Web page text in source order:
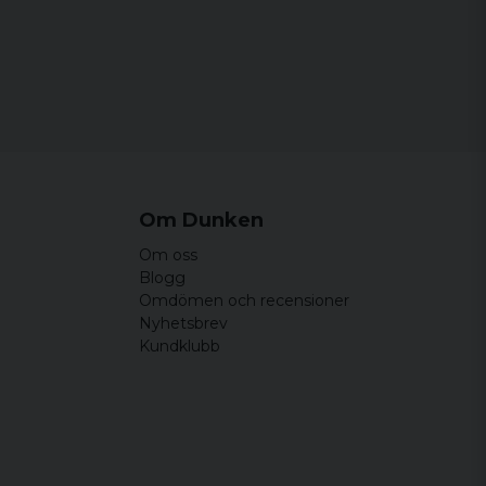
Väldigt liten i storleken dock.
Om Dunken
Om oss
Blogg
Omdömen och recensioner
Nyhetsbrev
Kundklubb